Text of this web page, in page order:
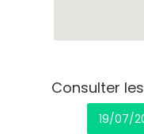
Consulter
19/07/